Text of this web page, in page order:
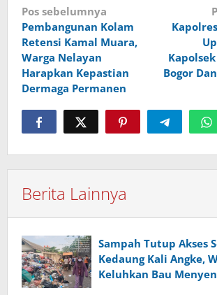
Navigasi
pos
Pos sebelumnya
Pembangunan Kolam
Retensi Kamal Muara,
Warga Nelayan
Harapkan Kepastian
Dermaga Permanen
Bogor
Berita Lainnya
Sampah Tutup Akses
Kedaung Kali Angke,
Keluhkan Bau